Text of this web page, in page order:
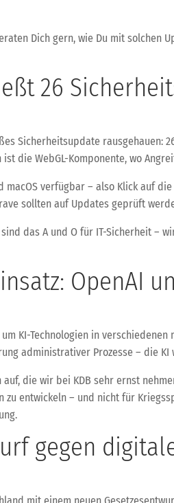
Dich gern, wie Du mit
26
Sicherheitsupdate
die WebGL-Komponente, wo
verfügbar – also Klick auf
sollten auf Updates geprüft
das A und O für IT-Sicherheit –
OpenAI
KI-Technologien in
administrativer Prozesse – die
die wir bei KDB sehr ernst
zu entwickeln – und nicht für
gegen